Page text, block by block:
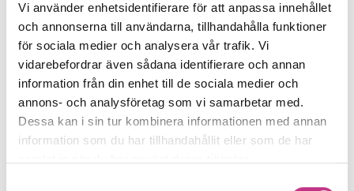
Vi använder enhetsidentifierare för att anpassa innehållet
och annonserna till användarna, tillhandahålla funktioner
för sociala medier och analysera vår trafik. Vi
vidarebefordrar även sådana identifierare och annan
information från din enhet till de sociala medier och
annons- och analysföretag som vi samarbetar med.
Dessa kan i sin tur kombinera informationen med annan
information som du har tillhandahållit eller som de har
2025 års populäraste artiklar
Droger på arbetsplatsen, halvledare,
cyklar och Industriavtalet. Dessa blev
Magasin t: mest lästa av årets...